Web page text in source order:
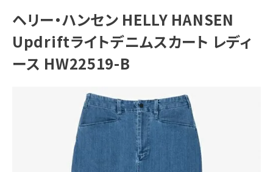
ようこそ ゲスト 様
ログイン person 会員登録
ブランドから選ぶ
ヘリー・ハンセン HELLY HANSEN
Updriftライトデニムスカート レディ
ース HW22519-B